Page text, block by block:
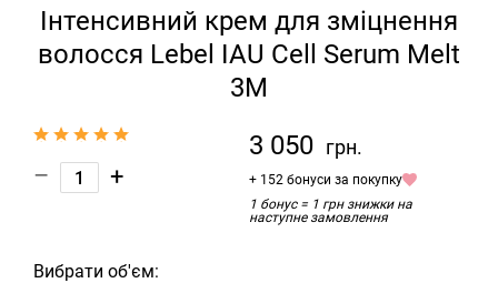
Інтенсивний крем для зміцнення
волосся Lebel IAU Cell Serum Melt
3M
– +
3 050 грн.
+ 152 бонуси за покупку
1 бонус = 1 грн знижки на
наступне замовлення
Вибрати об'єм: